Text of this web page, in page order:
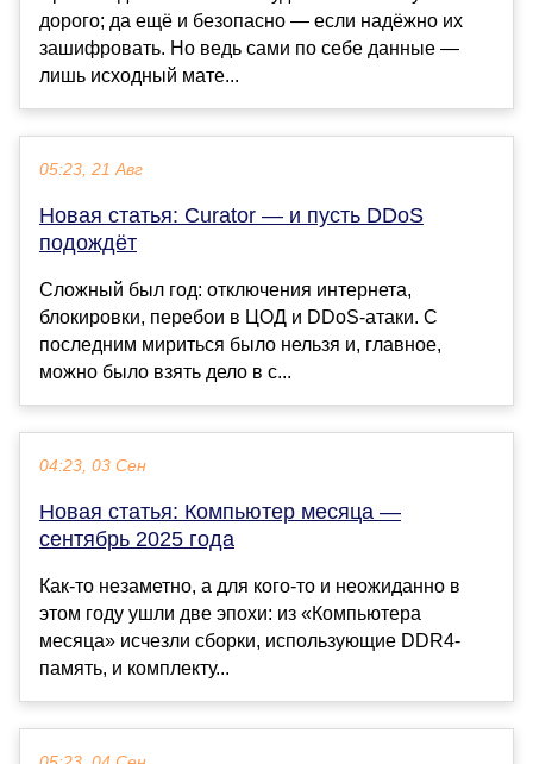
дорого; да ещё и безопасно — если надёжно их
зашифровать. Но ведь сами по себе данные —
лишь исходный мате...
05:23, 21 Авг
Новая статья: Curator — и пусть DDoS
подождёт
Сложный был год: отключения интернета,
блокировки, перебои в ЦОД и DDoS-атаки. С
последним мириться было нельзя и, главное,
можно было взять дело в с...
04:23, 03 Сен
Новая статья: Компьютер месяца —
сентябрь 2025 года
Как-то незаметно, а для кого-то и неожиданно в
этом году ушли две эпохи: из «Компьютера
месяца» исчезли сборки, использующие DDR4-
память, и комплекту...